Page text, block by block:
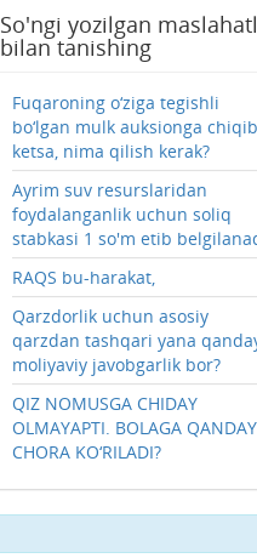
So'ngi yozilgan
bilan tanishing
Fuqaroning o‘ziga tegishli
bo‘lgan mulk auksionga chiqib
ketsa, nima qilish kerak?
Ayrim suv resurslaridan
foydalanganlik uchun soliq
stabkasi 1 so'm etib
RAQS bu-harakat,
Qarzdorlik uchun asosiy
qarzdan tashqari yana
moliyaviy javobgarlik bor?
QIZ NOMUSGA CHIDAY
OLMAYAPTI. BOLAGA QANDAY
CHORA KO‘RILADI?